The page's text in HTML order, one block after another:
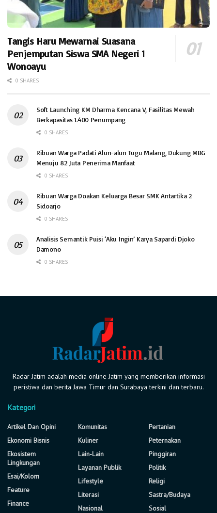
Tangis Haru Mewarnai Suasana
Penjemputan Siswa SMA Negeri 1
Wonoayu
0 SHARES
Soft Launching KM Dharma Kencana V, Fasilitas Mewah
Berkapasitas 1.400 Penumpang
0 SHARES
Ribuan Warga Padati Alun-alun Tugu Malang, Dukung MBG
Menuju 82 Juta Penerima Manfaat
0 SHARES
Ribuan Warga Doakan Keluarga Besar SMK Antartika 2
Sidoarjo
0 SHARES
Analisis Semantik Puisi ‘Aku Ingin’ Karya Sapardi Djoko
Damono
0 SHARES
Radar Jatim adalah media online Jatim yang memberikan informasi
peristiwa dan berita Jawa Timur dan Surabaya terkini dan terbaru.
Kategori
Artikel Dan Opini
Ekonomi Bisnis
Ekosistem
Lingkungan
Esai/Kolom
Feature
Finance
Komunitas
Kuliner
Lain-Lain
Layanan Publik
Lifestyle
Literasi
Nasional
Pertanian
Peternakan
Pinggiran
Politik
Religi
Sastra/Budaya
Sosial